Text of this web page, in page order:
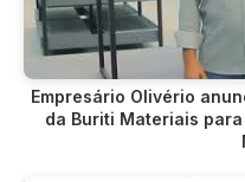
Empresário Olivério
da Buriti Materiais